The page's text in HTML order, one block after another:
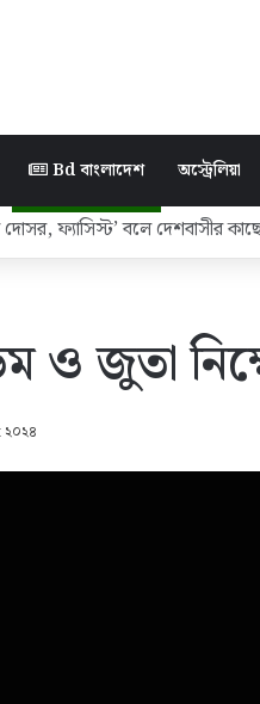
Bd বাংলাদেশ অস্ট্রেলিয়া
সাক্ষাৎ করে স্বপ্নপূরণ নিরাপত্তাকর্মী
ও জুতা
২০২৪